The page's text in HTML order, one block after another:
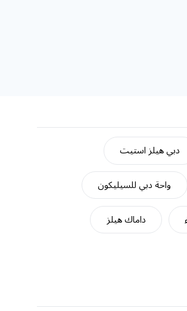
دبي هيلز استيت
واحة دبي للسيليكون
داماك هيلز